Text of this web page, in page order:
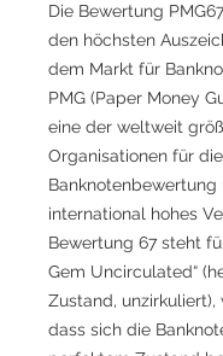
Die Bewertung
den höchsten
dem Markt für
PMG (Paper Money
eine der weltweit
Organisationen für die
Banknotenbewertung
international hohes
Bewertung 67 steht
Gem Uncirculated“
Zustand, unzirkuliert),
dass sich die